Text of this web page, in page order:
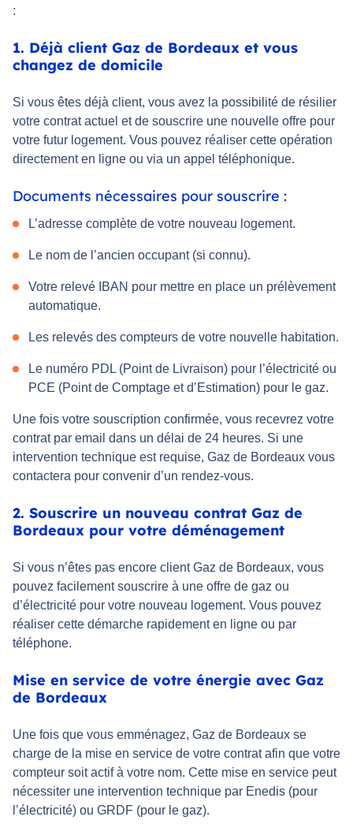
:
1. Déjà client Gaz de Bordeaux et vous
changez de domicile
Si vous êtes déjà client, vous avez la possibilité de résilier
votre contrat actuel et de souscrire une nouvelle offre pour
votre futur logement. Vous pouvez réaliser cette opération
directement en ligne ou via un appel téléphonique.
Documents nécessaires pour souscrire :
L’adresse complète de votre nouveau logement.
Le nom de l’ancien occupant (si connu).
Votre relevé IBAN pour mettre en place un prélèvement
automatique.
Les relevés des compteurs de votre nouvelle habitation.
Le numéro PDL (Point de Livraison) pour l’électricité ou
PCE (Point de Comptage et d’Estimation) pour le gaz.
Une fois votre souscription confirmée, vous recevrez votre
contrat par email dans un délai de 24 heures. Si une
intervention technique est requise, Gaz de Bordeaux vous
contactera pour convenir d’un rendez-vous.
2. Souscrire un nouveau contrat Gaz de
Bordeaux pour votre déménagement
Si vous n’êtes pas encore client Gaz de Bordeaux, vous
pouvez facilement souscrire à une offre de gaz ou
d’électricité pour votre nouveau logement. Vous pouvez
réaliser cette démarche rapidement en ligne ou par
téléphone.
Mise en service de votre énergie avec Gaz
de Bordeaux
Une fois que vous emménagez, Gaz de Bordeaux se
charge de la mise en service de votre contrat afin que votre
compteur soit actif à votre nom. Cette mise en service peut
nécessiter une intervention technique par Enedis (pour
l’électricité) ou GRDF (pour le gaz).